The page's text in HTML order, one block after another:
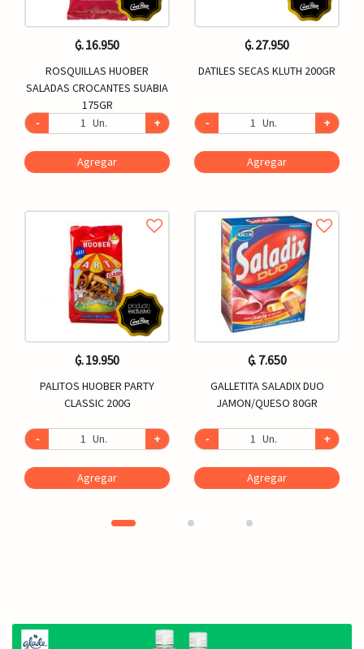
₲. 16.950
ROSQUILLAS HUOBER
SALADAS CROCANTES SUABIA
175GR
-
Un. +
Agregar
₲. 19.950
PALITOS HUOBER PARTY
CLASSIC 200G
- Un. +
Agregar
₲. 27.950
DATILES SECAS KLUTH 200GR
- Un. +
Agregar
₲. 7.650
GALLETITA SALADIX DUO
JAMON/QUESO 80GR
- Un. +
Agregar